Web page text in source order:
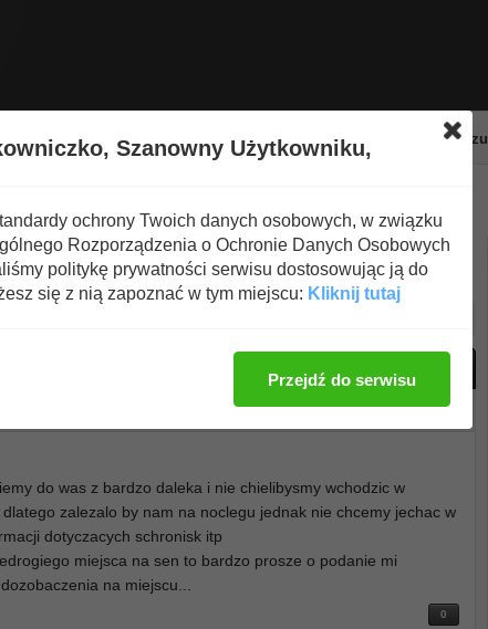
Spalacze tłuszczu
Wyświetl nową zawartość
#1
do was z bardzo daleka i nie chielibysmy wchodzic w
zalezalo by nam na noclegu jednak nie chcemy jechac w
dotyczacych schronisk itp
miejsca na sen to bardzo prosze o podanie mi
na miejscu...
0
Szanowny Użytkowniku,
ochrony Twoich danych osobowych, w związku
Rozporządzenia o Ochronie Danych Osobowych
politykę prywatności serwisu dostosowując ją do
się z nią zapoznać w tym miejscu: Kliknij tutaj
Przejdź do serwisu